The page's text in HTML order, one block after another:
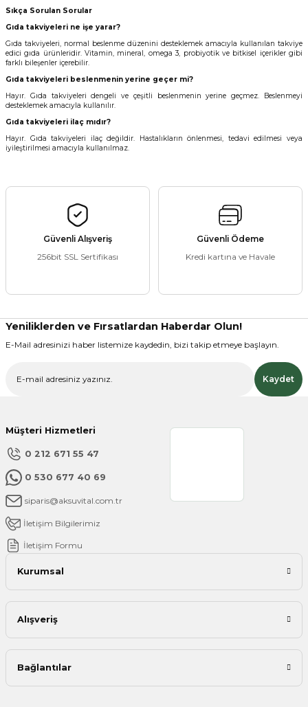
Sıkça Sorulan Sorular
Gıda takviyeleri ne işe yarar?
Gıda takviyeleri, normal beslenme düzenini desteklemek amacıyla kullanılan takviye
edici gıda ürünleridir. Vitamin, mineral, omega 3, probiyotik ve bitkisel içerikler gibi
farklı bileşenler içerebilir.
Gıda takviyeleri beslenmenin yerine geçer mi?
Hayır. Gıda takviyeleri dengeli ve çeşitli beslenmenin yerine geçmez. Beslenmeyi
desteklemek amacıyla kullanılır.
Gıda takviyeleri ilaç mıdır?
Hayır. Gıda takviyeleri ilaç değildir. Hastalıkların önlenmesi, tedavi edilmesi veya
iyileştirilmesi amacıyla kullanılmaz.
Güvenli Alışveriş
256bit SSL Sertifikası
Güvenli Ödeme
Kredi kartına ve Havale
Yeniliklerden ve Fırsatlardan Haberdar Olun!
E-Mail adresinizi haber listemize kaydedin, bizi takip etmeye başlayın.
Kaydet
Müşteri Hizmetleri
0 212 671 55 47
0 530 677 40 69
siparis@aksuvital.com.tr
İletişim Bilgilerimiz
İletişim Formu
Kurumsal
Alışveriş
Bağlantılar